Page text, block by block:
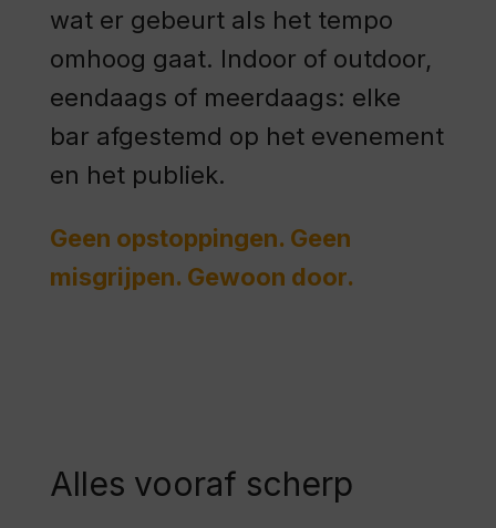
wat er gebeurt als het tempo
omhoog gaat. Indoor of outdoor,
eendaags of meerdaags: elke
bar afgestemd op het evenement
en het publiek.
Geen opstoppingen. Geen
misgrijpen. Gewoon door.
Alles vooraf scherp